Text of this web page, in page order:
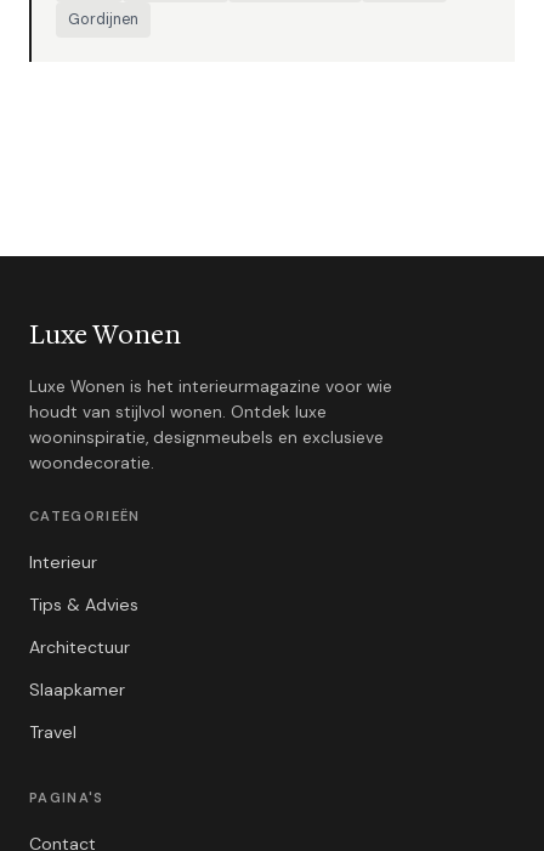
Gordijnen
Luxe Wonen
Luxe Wonen is het interieurmagazine voor wie
houdt van stijlvol wonen. Ontdek luxe
wooninspiratie, designmeubels en exclusieve
woondecoratie.
CATEGORIEËN
Interieur
Tips & Advies
Architectuur
Slaapkamer
Travel
PAGINA'S
Contact